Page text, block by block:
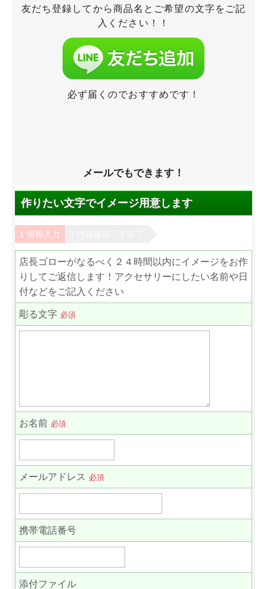
友だち登録してから商品名とご希望の文字をご記
入ください！！
必ず届くのでおすすめです！
メールでもできます！